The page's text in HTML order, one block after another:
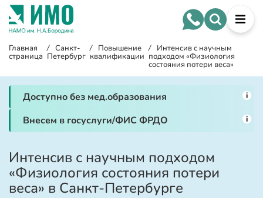
Главная
страница
/ Санкт-
Петербург
/ Повышение
квалификации
/ Интенсив с научным
подходом «Физиология
состояния потери веса»
Доступно без мед.образования i
Внесем в госуслуги/ФИС ФРДО i
Интенсив с научным подходом
«Физиология состояния потери
веса» в Санкт-Петербурге